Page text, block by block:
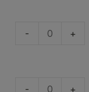
- +
- +